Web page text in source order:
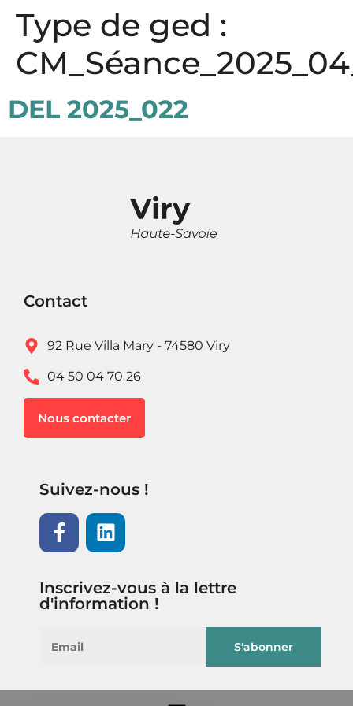
Type de ged :
DEL 2025_022
Contact
92 Rue Villa Mary - 74580 Viry
04 50 04 70 26
Nous contacter
Suivez-nous !
Inscrivez-vous à la lettre
d'information !
Panneau de gestion des cookies